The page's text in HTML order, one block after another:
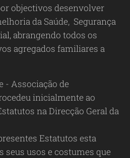
objectivos desenvolver
da Saúde, Segurança
abrangendo todos os
agregados familiares a
- Associação de
inicialmente ao
na Direcção Geral da
Estatutos esta
seus usos e costumes que